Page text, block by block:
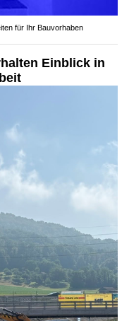
für Ihr Bauvorhaben
Einblick in